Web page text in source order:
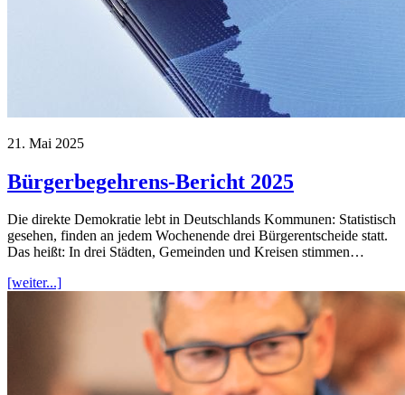
21. Mai 2025
Bürgerbegehrens-Bericht 2025
Die direkte Demokratie lebt in Deutschlands Kommunen: Statistisch
gesehen, finden an jedem Wochenende drei Bürgerentscheide statt.
Das heißt: In drei Städten, Gemeinden und Kreisen stimmen…
[weiter...]